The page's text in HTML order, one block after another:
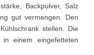
Backpulver, Salz
gut vermengen. Den
stellen. Die
einem eingefetteten